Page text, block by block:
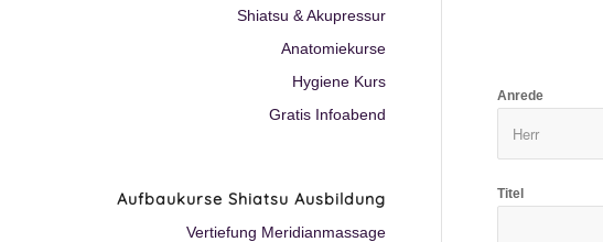
Anrede
Titel
Shiatsu & Akupressur
Anatomiekurse
Hygiene Kurs
Gratis Infoabend
Aufbaukurse Shiatsu Ausbildung
Vertiefung Meridianmassage